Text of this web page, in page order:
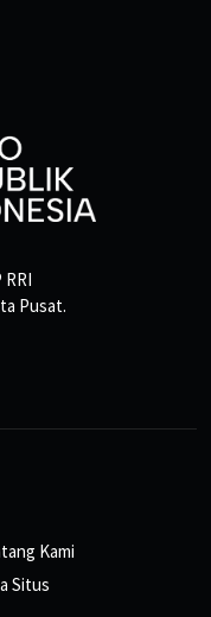
Pusat.
Kami
Situs